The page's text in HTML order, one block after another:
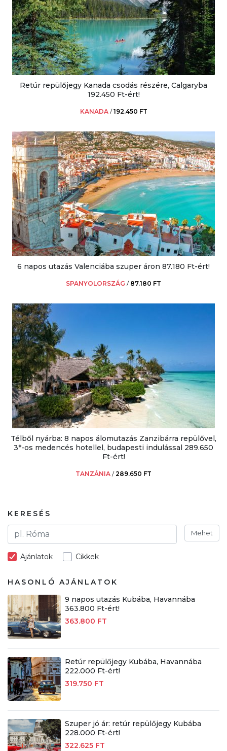
Retúr repülőjegy Kanada csodás részére, Calgaryba
192.450 Ft-ért!
KANADA /192.450 FT
6 napos utazás Valenciába szuper áron 87.180 Ft-ért!
SPANYOLORSZÁG / 87.180 FT
Télből nyárba: 8 napos álomutazás Zanzibárra repülővel,
3*-os medencés hotellel, budapesti indulással 289.650
Ft-ért!
TANZÁNIA /289.650 FT
KERESÉS
Mehet
Ajánlatok Cikkek
HASONLÓ AJÁNLATOK
9 napos utazás Kubába, Havannába
363.800 Ft-ért!
363.800 FT
Retúr repülőjegy Kubába, Havannába
222.000 Ft-ért!
319.750 FT
Szuper jó ár: retúr repülőjegy Kubába
228.000 Ft-ért!
322.625 FT